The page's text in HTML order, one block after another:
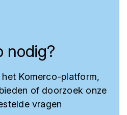
nodig?
Komerco-platform,
of doorzoek onze
vragen